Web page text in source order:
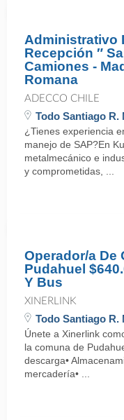
Administrativo
Recepción ″
Camiones -
Romana
ADECCO CHILE
Todo Santiago R.
¿Tienes experiencia
manejo de SAP?En
metalmecánico e
y comprometidas, ...
Operador/a De
Pudahuel
Y Bus
XINERLINK
Todo Santiago R.
Únete a Xinerlink
la comuna de
descarga•
mercadería• ...